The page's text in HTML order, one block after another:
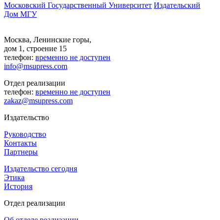
Московский Государственный Университет Издательский
Дом МГУ
Москва, Ленинские горы,
дом 1, строение 15
телефон: временно не доступен
info@msupress.com
Отдел реализации
телефон: временно не доступен
zakaz@msupress.com
Издательство
Руководство
Контакты
Партнеры
Издательство сегодня
Этика
История
Отдел реализации